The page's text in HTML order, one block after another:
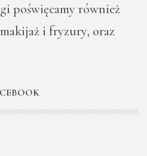
poświęcamy również
i fryzury, oraz